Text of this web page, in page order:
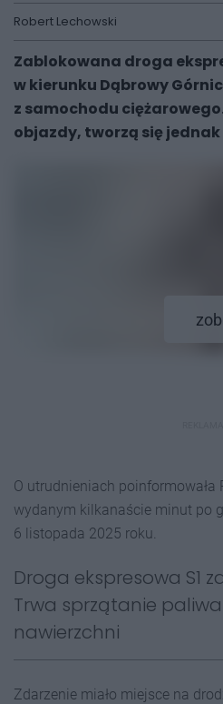
Robert Lechowski
Zablokowana droga
w kierunku Dąbrowy
z samochodu
objazdy, tworzą się
O utrudnieniach
wydanym kilkanaście minut po
6 listopada 2025 roku.
Droga ekspresowa S1
Trwa sprzątanie paliwa
nawierzchni
Zdarzenie miało miejsce na